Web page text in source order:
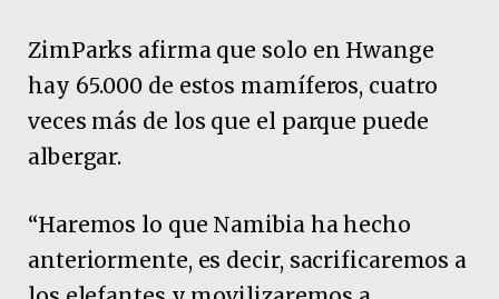
ZimParks afirma que solo en Hwange
hay 65.000 de estos mamíferos, cuatro
veces más de los que el parque puede
albergar.
“Haremos lo que Namibia ha hecho
anteriormente, es decir, sacrificaremos a